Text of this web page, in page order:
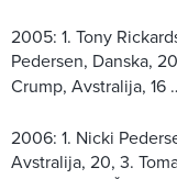
2005: 1. Tony
Pedersen, Danska,
Crump, Avstralija, 16
2006: 1. Nicki
Avstralija, 20, 3.